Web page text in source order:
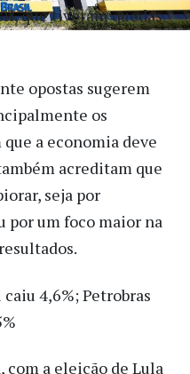
que tiveram quedas
opostas sugerem
os
a economia deve
acreditam que
seja por
por um foco maior na
4,6%; Petrobras
com a eleição de Lula